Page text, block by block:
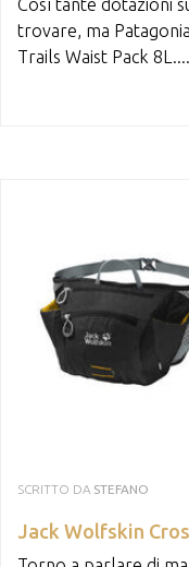
trovare, ma
Trails Waist Pack 8L....
SCRITTO DA STEFANO
Jack Wolfskin